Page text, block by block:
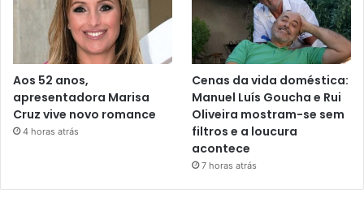
Aos 52 anos,
apresentadora Marisa
Cruz vive novo romance
4 horas atrás
Cenas da vida doméstica:
Manuel Luís Goucha e Rui
Oliveira mostram-se sem
filtros e a loucura
acontece
7 horas atrás